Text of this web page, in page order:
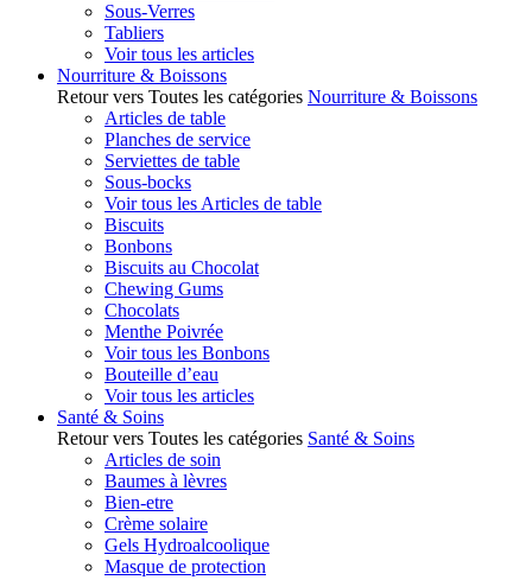
Sous-Verres
Tabliers
Voir tous les articles
Nourriture & Boissons
Retour vers Toutes les catégories Nourriture & Boissons
Articles de table
Planches de service
Serviettes de table
Sous-bocks
Voir tous les Articles de table
Biscuits
Bonbons
Biscuits au Chocolat
Chewing Gums
Chocolats
Menthe Poivrée
Voir tous les Bonbons
Bouteille d’eau
Voir tous les articles
Santé & Soins
Retour vers Toutes les catégories Santé & Soins
Articles de soin
Baumes à lèvres
Bien-etre
Crème solaire
Gels Hydroalcoolique
Masque de protection